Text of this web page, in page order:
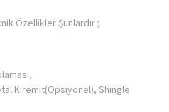
Özellikler Şunlardır ;
Kiremit(Opsiyonel), Shingle